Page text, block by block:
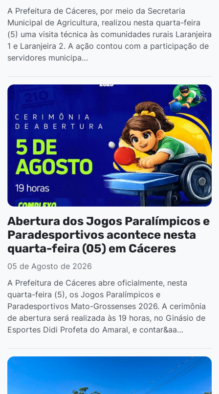
A Prefeitura de Cáceres, por meio da Secretaria
Municipal de Agricultura, realizou nesta quarta-feira
(5) uma visita técnica às comunidades rurais Laranjeira
1 e Laranjeira 2. A ação contou com a participação de
servidores municipa…
Abertura dos Jogos Paralímpicos e
Paradesportivos acontece nesta
quarta-feira (05) em Cáceres
05 de Agosto de 2026
A Prefeitura de Cáceres abre oficialmente, nesta
quarta-feira (5), os Jogos Paralímpicos e
Paradesportivos Mato-Grossenses 2026. A cerimônia
de abertura será realizada às 19 horas, no Ginásio de
Esportes Didi Profeta do Amaral, e contar&aa…